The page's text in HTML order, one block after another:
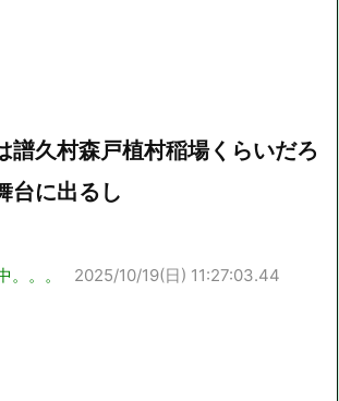
譜久村森戸植村稲場くらいだろ
台に出るし
。。。 2025/10/19(日) 11:27:03.44